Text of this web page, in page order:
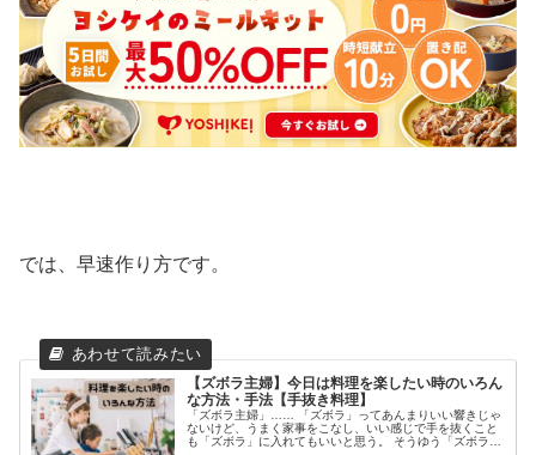
では、早速作り方です。
【ズボラ主婦】今日は料理を楽したい時のいろん
な方法・手法【手抜き料理】
「ズボラ主婦」…… 「ズボラ」ってあんまりいい響きじゃ
ないけど、うまく家事をこなし、いい感じで手を抜くこと
も「ズボラ」に入れてもいいと思う。 そうゆう「ズボラ主